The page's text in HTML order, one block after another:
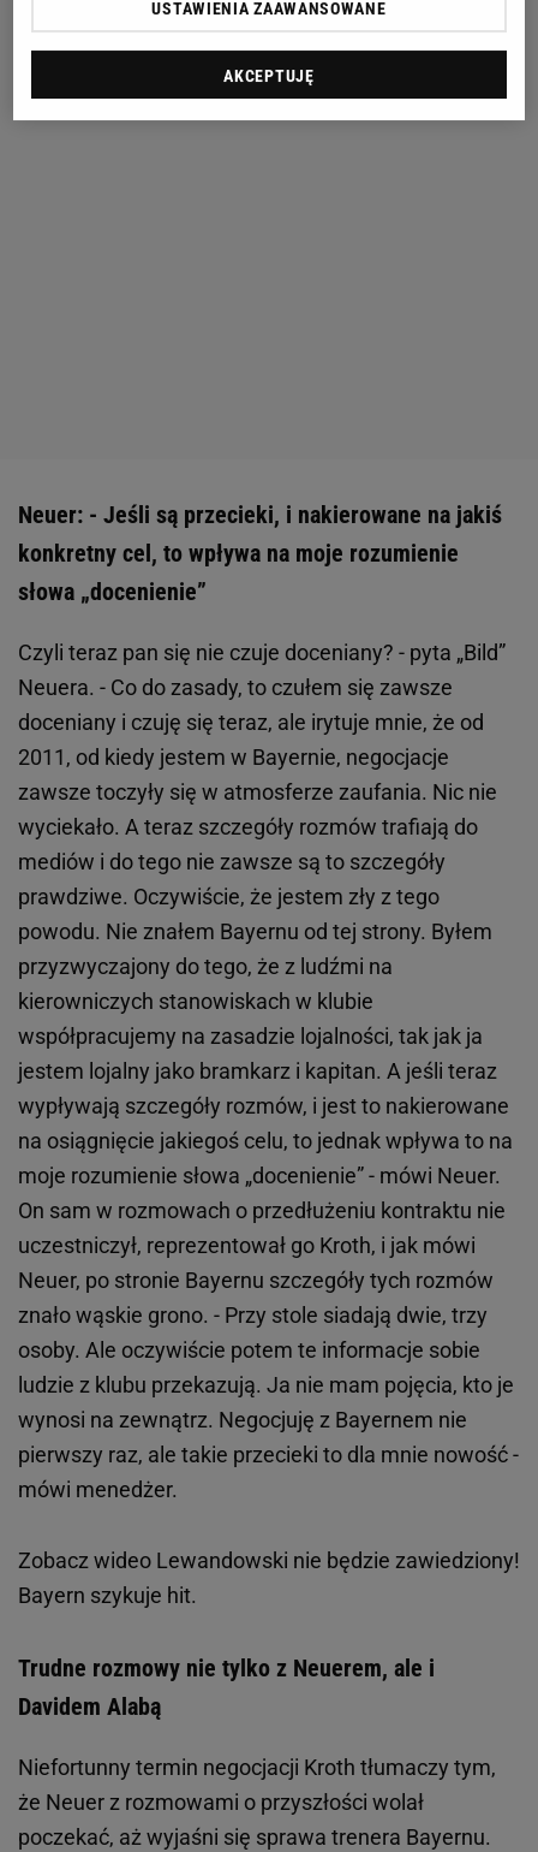
Neuer: - Jeśli są przecieki, i nakierowane na jakiś
konkretny cel, to wpływa na moje rozumienie
słowa „docenienie”
Czyli teraz pan się nie czuje doceniany? - pyta „Bild”
Neuera. - Co do zasady, to czułem się zawsze
doceniany i czuję się teraz, ale irytuje mnie, że od
2011, od kiedy jestem w Bayernie, negocjacje
zawsze toczyły się w atmosferze zaufania. Nic nie
wyciekało. A teraz szczegóły rozmów trafiają do
mediów i do tego nie zawsze są to szczegóły
prawdziwe. Oczywiście, że jestem zły z tego
powodu. Nie znałem Bayernu od tej strony. Byłem
przyzwyczajony do tego, że z ludźmi na
kierowniczych stanowiskach w klubie
współpracujemy na zasadzie lojalności, tak jak ja
jestem lojalny jako bramkarz i kapitan. A jeśli teraz
wypływają szczegóły rozmów, i jest to nakierowane
na osiągnięcie jakiegoś celu, to jednak wpływa to na
moje rozumienie słowa „docenienie” - mówi Neuer.
On sam w rozmowach o przedłużeniu kontraktu nie
uczestniczył, reprezentował go Kroth, i jak mówi
Neuer, po stronie Bayernu szczegóły tych rozmów
znało wąskie grono. - Przy stole siadają dwie, trzy
osoby. Ale oczywiście potem te informacje sobie
ludzie z klubu przekazują. Ja nie mam pojęcia, kto je
wynosi na zewnątrz. Negocjuję z Bayernem nie
pierwszy raz, ale takie przecieki to dla mnie nowość -
mówi menedżer.
Zobacz wideo Lewandowski nie będzie zawiedziony!
Bayern szykuje hit.
Trudne rozmowy nie tylko z Neuerem, ale i
Davidem Alabą
Niefortunny termin negocjacji Kroth tłumaczy tym,
że Neuer z rozmowami o przyszłości wolał
poczekać, aż wyjaśni się sprawa trenera Bayernu.
USTAWIENIA ZAAWANSOWANE
AKCEPTUJĘ